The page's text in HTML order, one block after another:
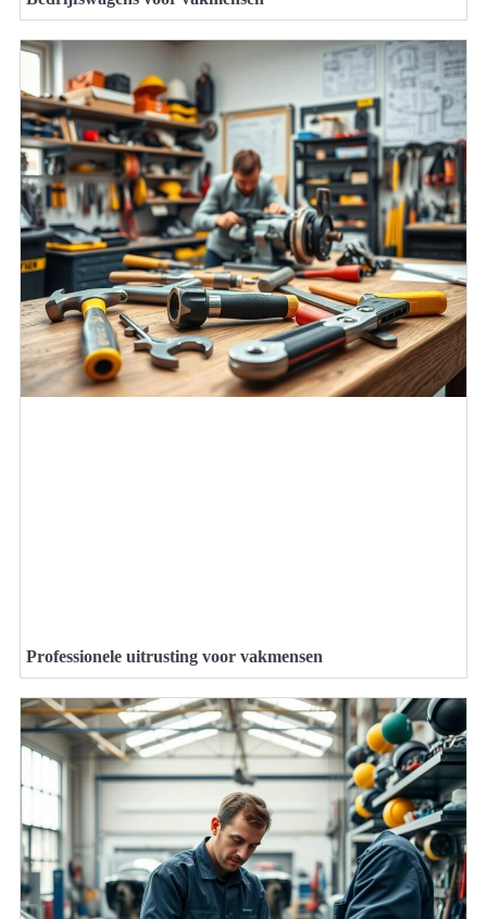
Professionele uitrusting voor vakmensen